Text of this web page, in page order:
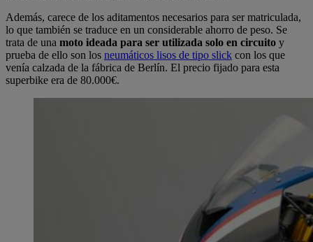
Además, carece de los aditamentos necesarios para ser matriculada,
lo que también se traduce en un considerable ahorro de peso. Se
trata de una moto ideada para ser utilizada solo en circuito y
prueba de ello son los neumáticos lisos de tipo slick con los que
venía calzada de la fábrica de Berlín. El precio fijado para esta
superbike era de 80.000€.